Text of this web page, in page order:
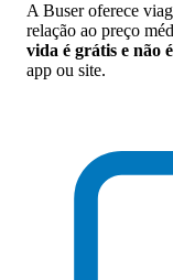
A Buser oferece
relação ao preço
vida é grátis e não
app ou site.